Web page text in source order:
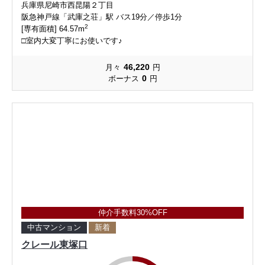
兵庫県尼崎市西昆陽２丁目
阪急神戸線「武庫之荘」駅 バス19分／停歩1分
[専有面積] 64.57m2
□室内大変丁寧にお使いです♪
月々 46,220 円
ボーナス 0 円
仲介手数料30%OFF
中古マンション
新着
クレール東塚口